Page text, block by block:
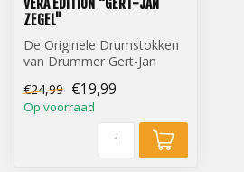
VERA EDITION "GERT-JAN
ZEGEL"
De Originele Drumstokken
van Drummer Gert-Jan
€24,99 €19,99
Op voorraad